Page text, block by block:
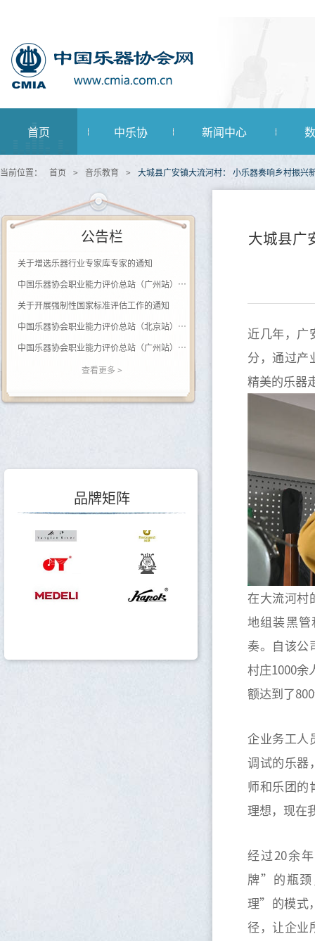
首页 中乐协 新闻中心
当前位置： 首页 > 音乐教育 > 大城县广安镇大流河村： 小乐器奏响乡村振兴
公告栏
关于增选乐器行业专家库专家的通知
中国乐器协会职业能力评价总站（广州站） 2026年第一批《钢琴及键盘乐器制作工》登记评价通知
关于开展强制性国家标准评估工作的通知
中国乐器协会职业能力评价总站（北京站） 关于开展（黑河学院）钢琴调律师职业等级评价的通知
中国乐器协会职业能力评价总站（广州站） 2026年广西站钢琴调律师等级评价通知
关于举办乐器行业数据价值专题培训的通知
查看更多 >
品牌矩阵
大城县广
近几年，广
分，通过产
精美的乐器
在大流河村
地组装黑
奏。自该公
村庄1000余
额达到了
企业务工人
调试的乐器
师和乐团的
理想，现在
经过20余
牌”的瓶颈
理”的模式
径，让企